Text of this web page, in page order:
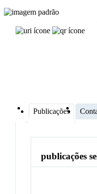
Publicações
publicações